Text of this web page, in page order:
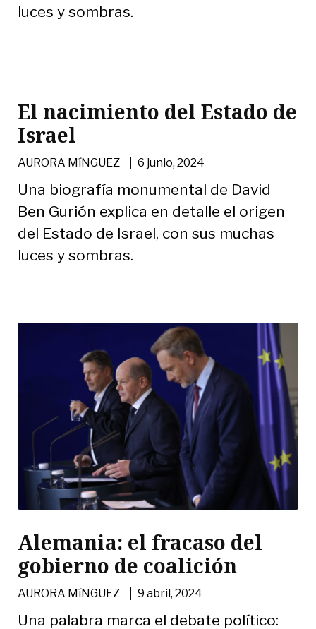
luces y sombras.
El nacimiento del Estado de
Israel
AURORA MíNGUEZ |6 junio, 2024
Una biografía monumental de David
Ben Gurión explica en detalle el origen
del Estado de Israel, con sus muchas
luces y sombras.
Alemania: el fracaso del
gobierno de coalición
AURORA MíNGUEZ |9 abril, 2024
Una palabra marca el debate político: